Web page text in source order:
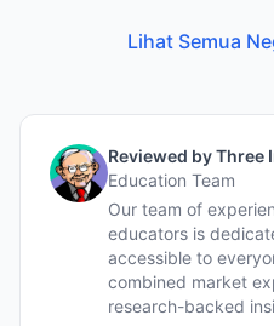
Lihat Semua
Reviewed byThree
Education Team
Our team of
educators is
accessible to
combined market
research-backed